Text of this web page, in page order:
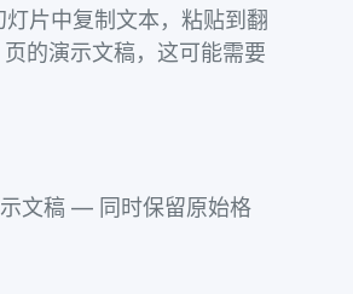
片中复制文本，粘贴到翻
的演示文稿，这可能需要
文稿 — 同时保留原始格